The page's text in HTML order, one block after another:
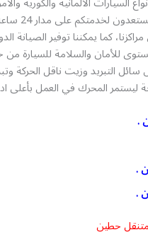
الموديلات،
كما يمكننا توفير الصيانة
للأمان والسلامة للسيارة
التبريد وزيت ناقل الحركة
ليستمر المحرك في العمل بأعلى
.
.
.
حطين